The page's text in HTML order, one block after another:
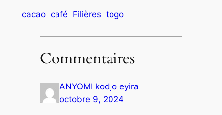
cacao café Filières togo
Commentaires
ANYOMI kodjo eyira
octobre 9, 2024